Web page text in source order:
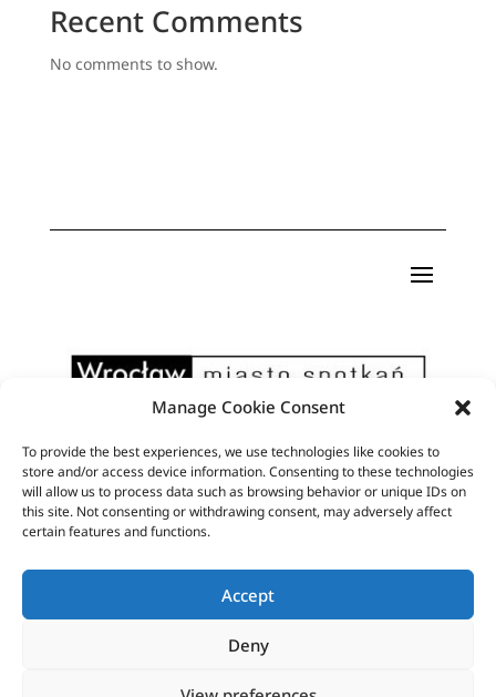
Manage Cookie Consent
To provide the best experiences, we use technologies like cookies to
store and/or access device information. Consenting to these technologies
will allow us to process data such as browsing behavior or unique IDs on
this site. Not consenting or withdrawing consent, may adversely affect
certain features and functions.
Accept
Deny
Recent Comments
No comments to show.
Pismo artystyczne Format powstaje dzięki
wsparciu finansowemu Miasta Wrocław